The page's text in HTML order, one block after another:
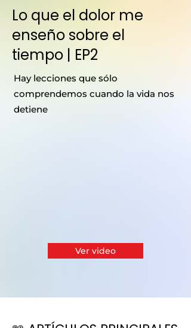
Lo que el dolor me
enseño sobre el
tiempo | EP2
Hay lecciones que sólo
comprendemos cuando la vida nos
detiene
Ver video